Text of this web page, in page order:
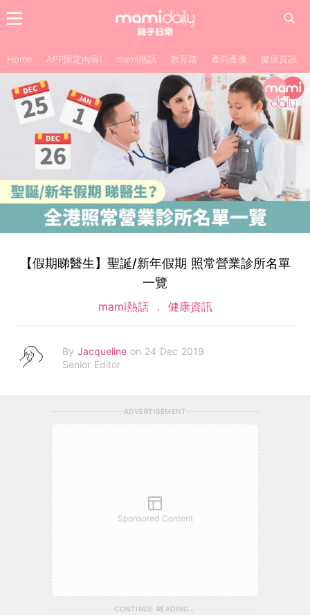
Home APP限定內容! mami熱話 教育路 產前產後 健康資訊
【假期睇醫生】聖誕/新年假期 照常營業診所名單
一覽
mami熱話 健康資訊
By Jacqueline on 24 Dec 2019
Senior Editor
ADVERTISEMENT
Sponsored Content
CONTINUE READING